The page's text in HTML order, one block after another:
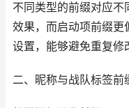
不同类型的前缀对应不
效果，而启动项前缀更
设置，能够避免重复修
二、昵称与战队标签前